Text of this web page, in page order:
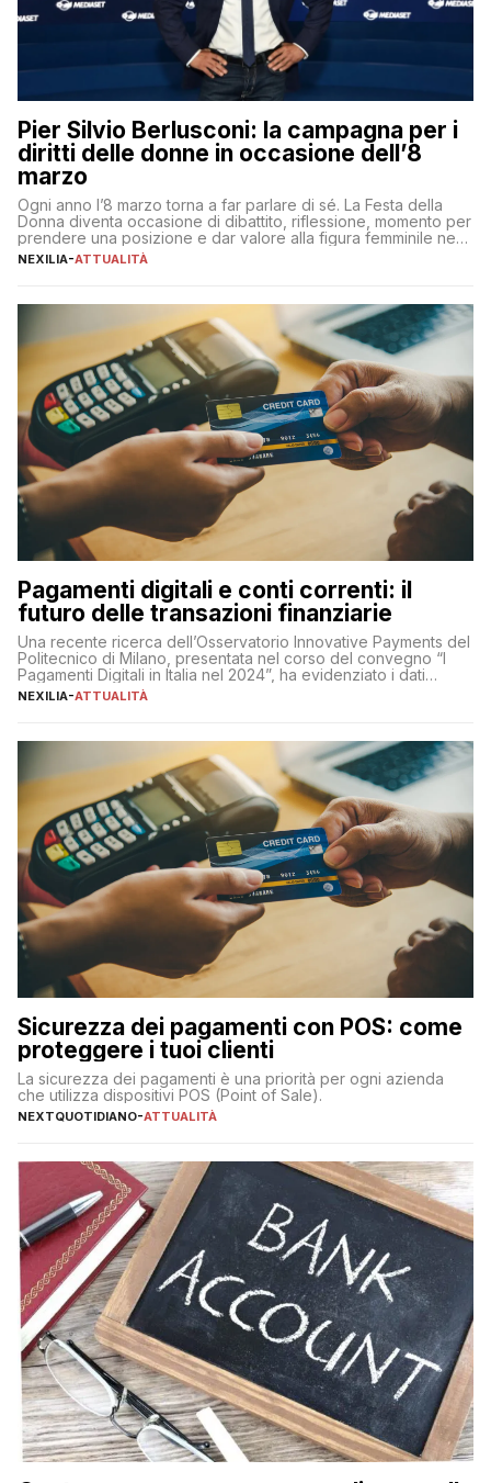
Pier Silvio Berlusconi: la campagna per i
diritti delle donne in occasione dell’8
marzo
Ogni anno l’8 marzo torna a far parlare di sé. La Festa della
Donna diventa occasione di dibattito, riflessione, momento per
prendere una posizione e dar valore alla figura femminile nella
sua complessità e crucialità. A lanciare un messaggio “forte e
NEXILIA-ATTUALITÀ
Pagamenti digitali e conti correnti: il
futuro delle transazioni finanziarie
Una recente ricerca dell’Osservatorio Innovative Payments del
Politecnico di Milano, presentata nel corso del convegno “I
Pagamenti Digitali in Italia nel 2024”, ha evidenziato i dati
definitivi del primo semestre 2024 relativamente alle
NEXILIA-ATTUALITÀ
Sicurezza dei pagamenti con POS: come
proteggere i tuoi clienti
La sicurezza dei pagamenti è una priorità per ogni azienda
che utilizza dispositivi POS (Point of Sale).
NEXTQUOTIDIANO-ATTUALITÀ